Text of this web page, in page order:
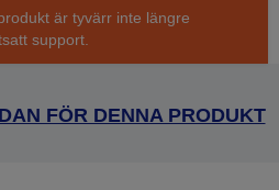
är tyvärr inte längre
support.
FÖR DENNA PRODUKT